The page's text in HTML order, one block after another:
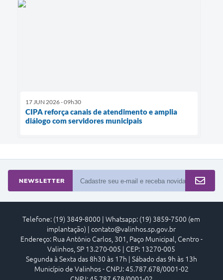
17 JUN 2026 - 09h30
CIPA reforça canais de atendimento e amplia
diálogo com servidores municipais
NEWSLETTER
Telefone: (19) 3849-8000 | Whatsapp: (19) 3859-7500 (em
implantação) | contato@valinhos.sp.gov.br
Endereço: Rua Antônio Carlos, 301, Paço Municipal, Centro -
Valinhos, SP 13.270-005 | CEP: 13270-005
Segunda à Sexta das 8h30 às 17h | Sábado das 9h às 13h
Município de Valinhos - CNPJ: 45.787.678/0001-02